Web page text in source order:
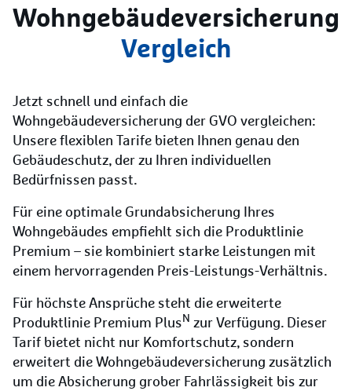
Wohngebäude­versicherung
Vergleich
Jetzt schnell und einfach die
Wohngebäudeversicherung der GVO vergleichen:
Unsere flexiblen Tarife bieten Ihnen genau den
Gebäudeschutz, der zu Ihren individuellen
Bedürfnissen passt.
Für eine optimale Grundabsicherung Ihres
Wohngebäudes empfiehlt sich die Produktlinie
Premium – sie kombiniert starke Leistungen mit
einem hervorragenden Preis-Leistungs-Verhältnis.
Für höchste Ansprüche steht die erweiterte
Produktlinie Premium Plus N zur Verfügung. Dieser
Tarif bietet nicht nur Komfortschutz, sondern
erweitert die Wohngebäudeversicherung zusätzlich
um die Absicherung grober Fahrlässigkeit bis zur